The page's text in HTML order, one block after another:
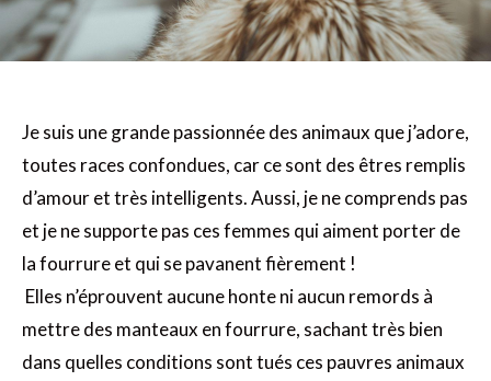
Je suis une grande passionnée des animaux que j’adore,
toutes races confondues, car ce sont des êtres remplis
d’amour et très intelligents. Aussi, je ne comprends pas
et je ne supporte pas ces femmes qui aiment porter de
la fourrure et qui se pavanent fièrement !
Elles n’éprouvent aucune honte ni aucun remords à
mettre des manteaux en fourrure, sachant très bien
dans quelles conditions sont tués ces pauvres animaux